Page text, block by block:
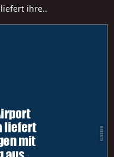
liefert ihre..